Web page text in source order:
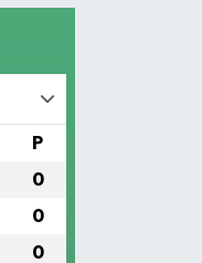
P
0
0
0